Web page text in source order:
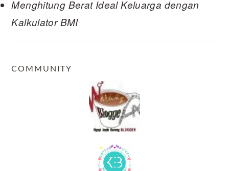
Menghitung Berat Ideal Keluarga dengan
Kalkulator BMI
COMMUNITY